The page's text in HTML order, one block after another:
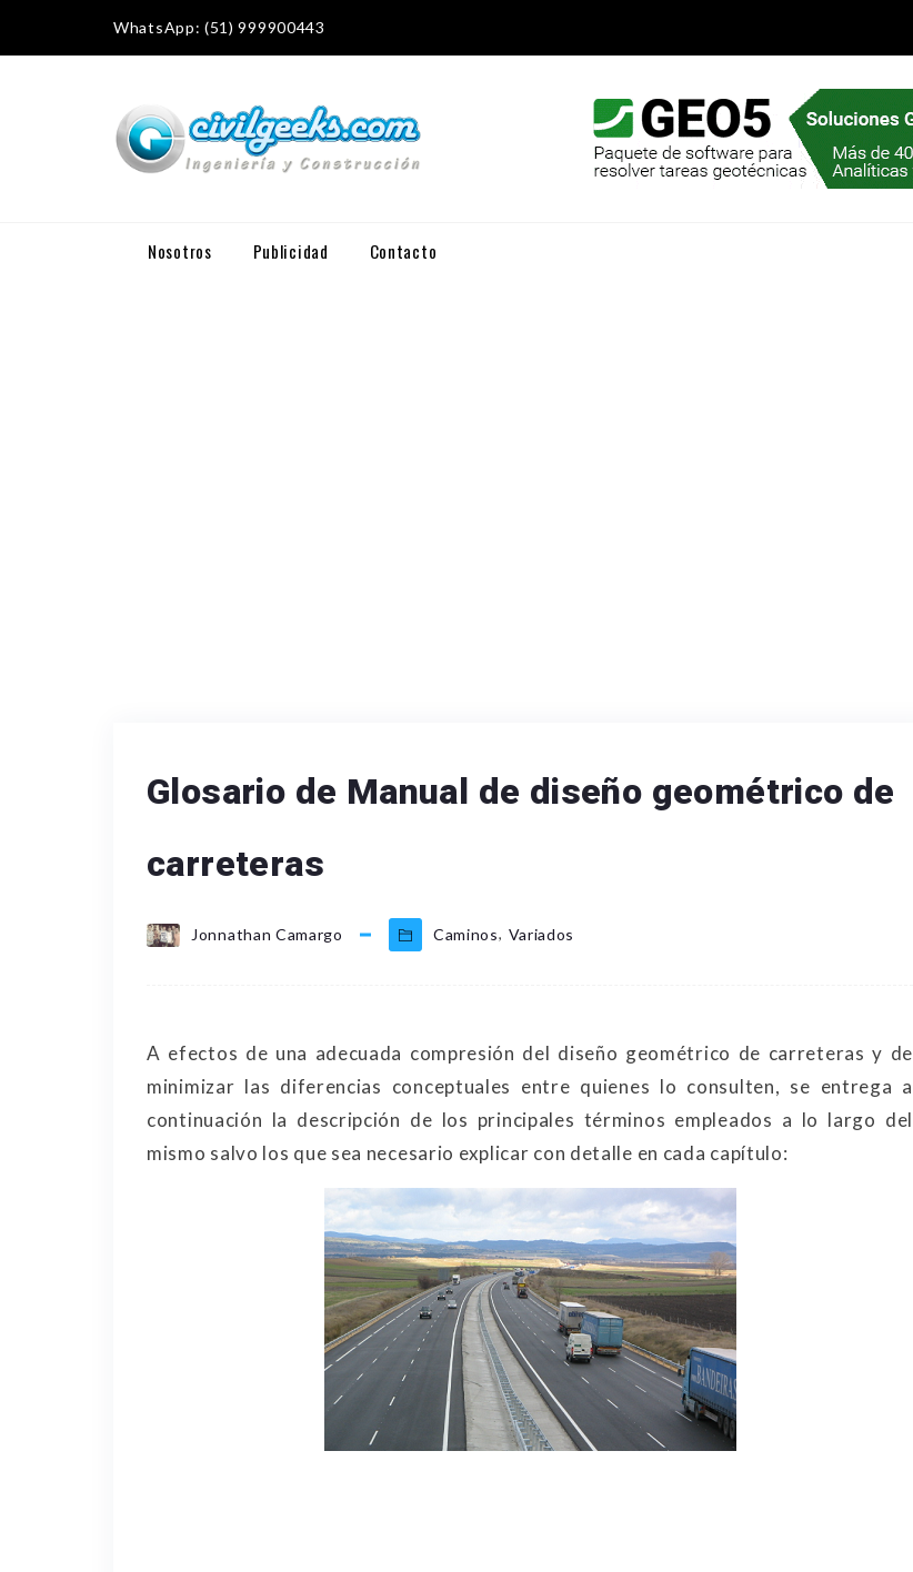
WhatsApp: (51) 999900443
Nosotros Publicidad Contacto
Glosario de Manual de diseño geométrico de
carreteras
Jonnathan Camargo Caminos, Variados
A efectos de una adecuada compresión del diseño geométrico de carreteras y de
minimizar las diferencias conceptuales entre quienes lo consulten, se entrega a
continuación la descripción de los principales términos empleados a lo largo del
mismo salvo los que sea necesario explicar con detalle en cada capítulo: